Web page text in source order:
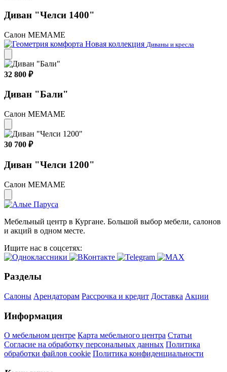
Диван "Челси 1400"
Салон МЕМАМЕ
Новая коллекция Диваны и кресла
32 800 ₽
Диван "Бали"
Салон МЕМАМЕ
30 700 ₽
Диван "Челси 1200"
Салон МЕМАМЕ
Мебельный центр в Кургане. Большой выбор мебели, салонов
и акций в одном месте.
Ищите нас в соцсетях:
Разделы
Салоны Арендаторам Рассрочка и кредит Доставка Акции
Информация
О мебельном центре Карта мебельного центра Статьи
Согласие на обработку персональных данных Политика
обработки файлов cookie Политика конфиденциальности